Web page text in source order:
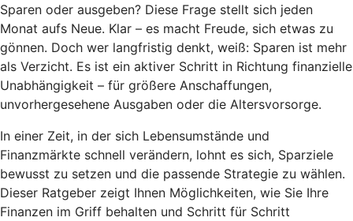
Sparen oder ausgeben? Diese Frage stellt sich jeden
Monat aufs Neue. Klar – es macht Freude, sich etwas zu
gönnen. Doch wer langfristig denkt, weiß: Sparen ist mehr
als Verzicht. Es ist ein aktiver Schritt in Richtung finanzielle
Unabhängigkeit – für größere Anschaffungen,
unvorhergesehene Ausgaben oder die Altersvorsorge.
In einer Zeit, in der sich Lebensumstände und
Finanzmärkte schnell verändern, lohnt es sich, Sparziele
bewusst zu setzen und die passende Strategie zu wählen.
Dieser Ratgeber zeigt Ihnen Möglichkeiten, wie Sie Ihre
Finanzen im Griff behalten und Schritt für Schritt